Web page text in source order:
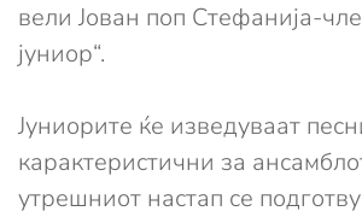
вели Јован поп Стефанија-
јуниор“.
Јуниорите ќе изведуваат
карактеристични за
утрешниот настап се